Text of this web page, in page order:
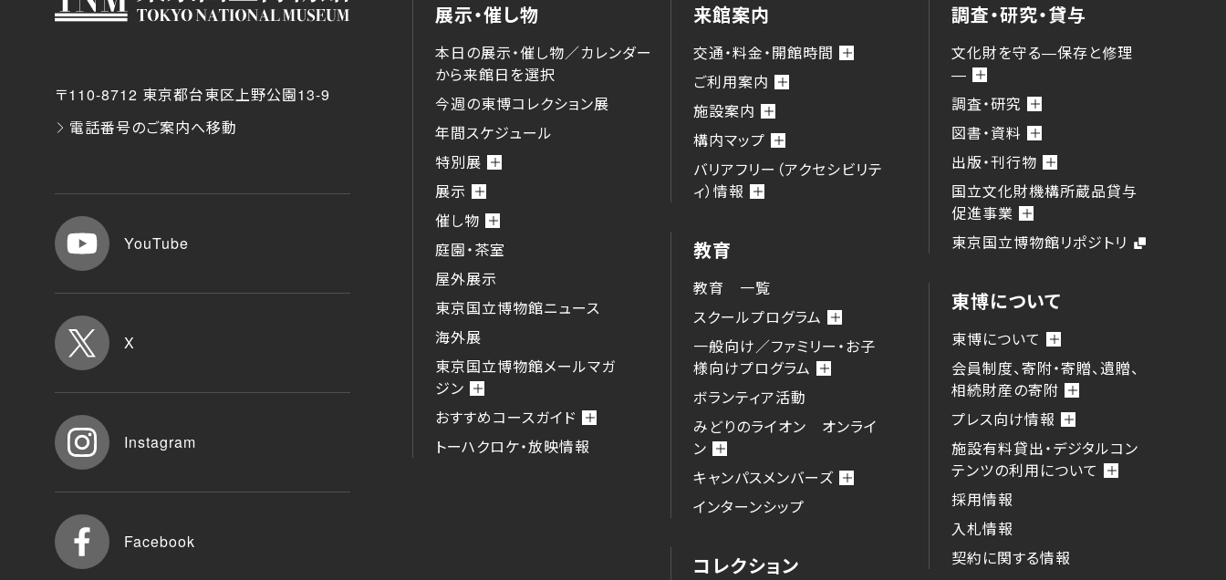
〒110-8712 東京都台東区上野公園13-9
電話番号のご案内へ移動
YouTube
X
Instagram
Facebook
展示・催し物
本日の展示・催し物／カレンダー
から来館⽇を選択
今週の東博コレクション展
年間スケジュール
特別展
展示
催し物
庭園・茶室
屋外展示
東京国立博物館ニュース
海外展
東京国立博物館メールマガ
ジン
おすすめコースガイド
トーハクロケ・放映情報
来館案内
交通・料金・開館時間
ご利用案内
施設案内
構内マップ
バリアフリー（アクセシビリテ
ィ）情報
教育
教育 一覧
スクールプログラム
一般向け／ファミリー・お子
様向けプログラム
ボランティア活動
みどりのライオン オンライ
ン
キャンパスメンバーズ
インターンシップ
コレクション
調査・研究・貸与
文化財を守る―保存と修理
―
調査・研究
図書・資料
出版・刊行物
国立文化財機構所蔵品貸与
促進事業
東京国立博物館リポジトリ
東博について
東博について
会員制度、寄附・寄贈、遺贈、
相続財産の寄附
プレス向け情報
施設有料貸出・デジタルコン
テンツの利用について
採用情報
入札情報
契約に関する情報